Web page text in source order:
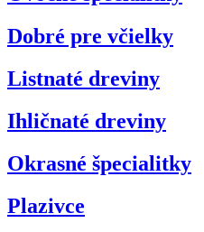
Dobré pre včielky
Listnaté dreviny
Ihličnaté dreviny
Okrasné špecialitky
Plazivce